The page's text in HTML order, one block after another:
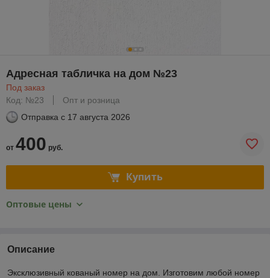
Адресная табличка на дом №23
Под заказ
Код: №23
Опт и розница
Отправка с 17 августа 2026
от 400 руб.
Купить
Оптовые цены
Описание
Эксклюзивный кованый номер на дом. Изготовим любой номер